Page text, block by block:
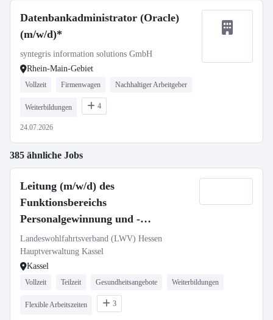
Datenbankadministrator (Oracle)
(m/w/d)*
syntegris information solutions GmbH
Rhein-Main-Gebiet
Vollzeit Firmenwagen Nachhaltiger Arbeitgeber
Weiterbildungen 4
24.07.2026
385 ähnliche Jobs
Leitung (m/w/d) des
Funktionsbereichs
Personalgewinnung und -
entwicklung, BGM
Landeswohlfahrtsverband (LWV) Hessen
Hauptverwaltung Kassel
Kassel
Vollzeit Teilzeit Gesundheitsangebote Weiterbildungen
Flexible Arbeitszeiten 3